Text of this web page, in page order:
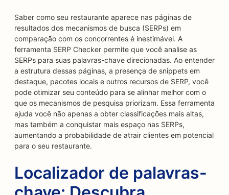
Saber como seu restaurante aparece nas páginas de
resultados dos mecanismos de busca (SERPs) em
comparação com os concorrentes é inestimável. A
ferramenta SERP Checker permite que você analise as
SERPs para suas palavras-chave direcionadas. Ao entender
a estrutura dessas páginas, a presença de snippets em
destaque, pacotes locais e outros recursos de SERP, você
pode otimizar seu conteúdo para se alinhar melhor com o
que os mecanismos de pesquisa priorizam. Essa ferramenta
ajuda você não apenas a obter classificações mais altas,
mas também a conquistar mais espaço nas SERPs,
aumentando a probabilidade de atrair clientes em potencial
para o seu restaurante.
Localizador de palavras-